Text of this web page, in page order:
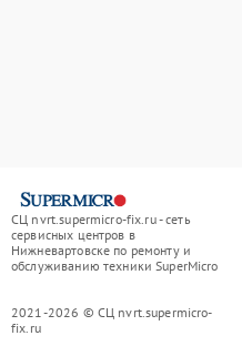
СЦ nvrt.supermicro-fix.ru - сеть
сервисных центров в
Нижневартовске по ремонту и
обслуживанию техники SuperMicro
2021-2026 © СЦ nvrt.supermicro-
fix.ru